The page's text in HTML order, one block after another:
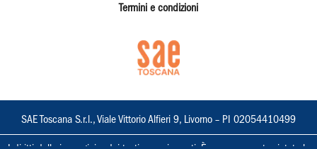
Termini e condizioni
SAE Toscana S.r.l., Viale Vittorio Alfieri 9, Livorno – PI 02054410499